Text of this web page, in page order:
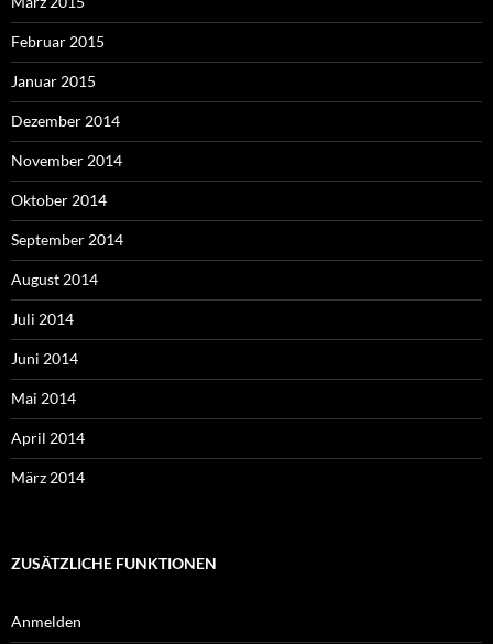
Februar 2015
Januar 2015
Dezember 2014
November 2014
Oktober 2014
September 2014
August 2014
Juli 2014
Juni 2014
Mai 2014
April 2014
März 2014
ZUSÄTZLICHE FUNKTIONEN
Anmelden